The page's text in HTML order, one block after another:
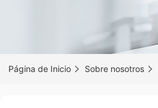
Página de Inicio Sobre nosotros